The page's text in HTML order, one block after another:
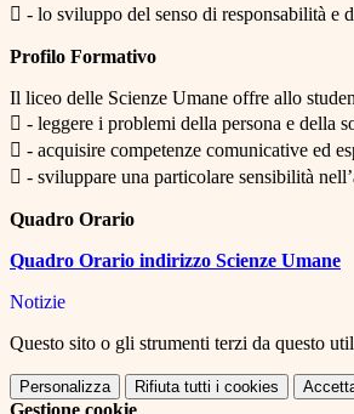
 - lo sviluppo del senso di responsabilità e
Profilo Formativo
Il liceo delle Scienze Umane offre allo
 - leggere i problemi della persona e della
 - acquisire competenze comunicative ed
 - sviluppare una particolare sensibilità
Quadro Orario
Quadro Orario indirizzo Scienze Umane
Notizie
Questo sito o gli strumenti terzi da questo
Personalizza Rifiuta tutti i cookies